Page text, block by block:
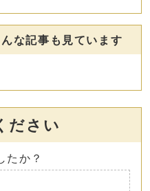
な記事も見ています
ださい
たか？